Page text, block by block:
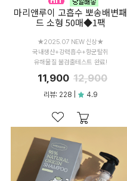
마리앤루이 고흡수 뽀송배변패
드 소형 50매◆1팩
★2025.07 NEW 신상★
국내생산+강력흡수+항균탈취
유해물질 불검출테스트 완료!
11,900 12,900
리뷰: 228 | 4.9